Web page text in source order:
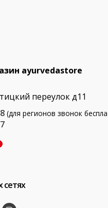
ayurvedastore
переулок д11
(для регионов звонок
сетях